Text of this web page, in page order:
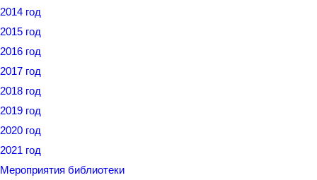
2014 год
2015 год
2016 год
2017 год
2018 год
2019 год
2020 год
2021 год
Мероприятия библиотеки